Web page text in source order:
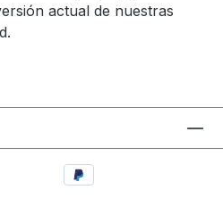
actual de nuestras